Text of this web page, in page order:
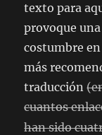
texto para
provoque
costumbre
más
traducción
cuantos
han sido